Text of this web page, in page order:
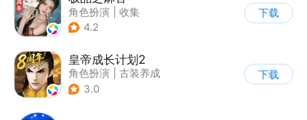
角色扮演
收集
| 架空历史
4.2
下载
皇帝成长计划2
角色扮演
古装养成
| 架空历史
3.0
下载